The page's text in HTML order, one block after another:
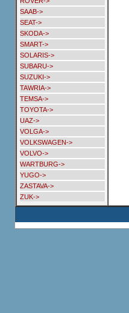
SAAB->
SEAT->
SKODA->
SMART->
SOLARIS->
SUBARU->
SUZUKI->
TAWRIA->
TEMSA->
TOYOTA->
UAZ->
VOLGA->
VOLKSWAGEN->
VOLVO->
WARTBURG->
YUGO->
ZASTAVA->
ZUK->